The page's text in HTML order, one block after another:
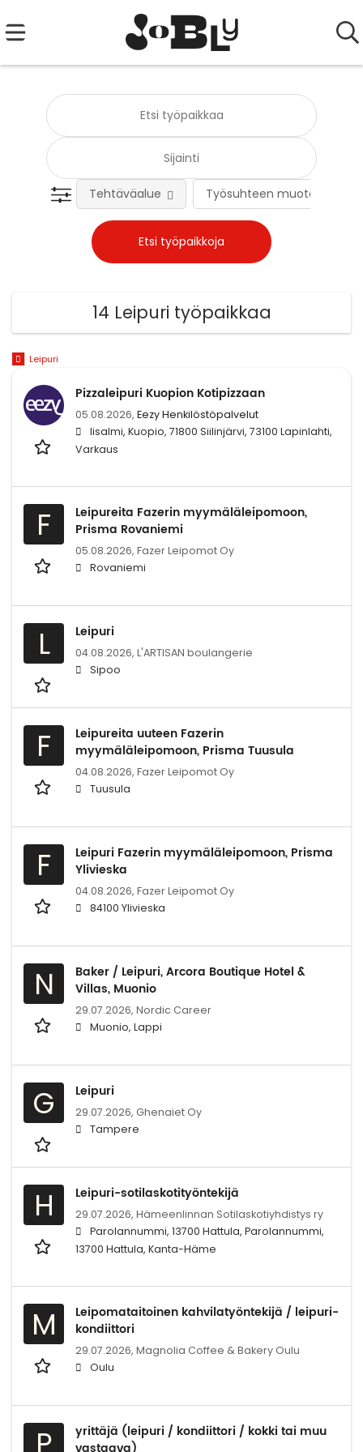
Työsuhteen muoto
Tehtäväalue
14 Leipuri työpaikkaa
Leipuri
Pizzaleipuri Kuopion Kotipizzaan
05.08.2026, Eezy Henkilöstöpalvelut
Iisalmi, Kuopio, 71800 Siilinjärvi, 73100 Lapinlahti,
Varkaus
F
Leipureita Fazerin myymäläleipomoon,
Prisma Rovaniemi
05.08.2026, Fazer Leipomot Oy
Rovaniemi
L Leipuri
04.08.2026, L'ARTISAN boulangerie
Sipoo
F
Leipureita uuteen Fazerin
myymäläleipomoon, Prisma Tuusula
04.08.2026, Fazer Leipomot Oy
Tuusula
F
Leipuri Fazerin myymäläleipomoon, Prisma
Ylivieska
04.08.2026, Fazer Leipomot Oy
84100 Ylivieska
N
Baker / Leipuri, Arcora Boutique Hotel &
Villas, Muonio
29.07.2026, Nordic Career
Muonio, Lappi
G Leipuri
29.07.2026, Ghenaiet Oy
Tampere
H Leipuri-sotilaskotityöntekijä
29.07.2026, Hämeenlinnan Sotilaskotiyhdistys ry
Parolannummi, 13700 Hattula, Parolannummi,
13700 Hattula, Kanta-Häme
M
Leipomataitoinen kahvilatyöntekijä / leipuri-
kondiittori
29.07.2026, Magnolia Coffee & Bakery Oulu
Oulu
P
yrittäjä (leipuri / kondiittori / kokki tai muu